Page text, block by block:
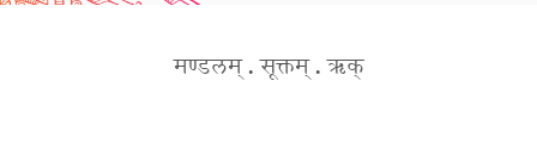
मण्डलम् . सूक्तम् . ऋक्